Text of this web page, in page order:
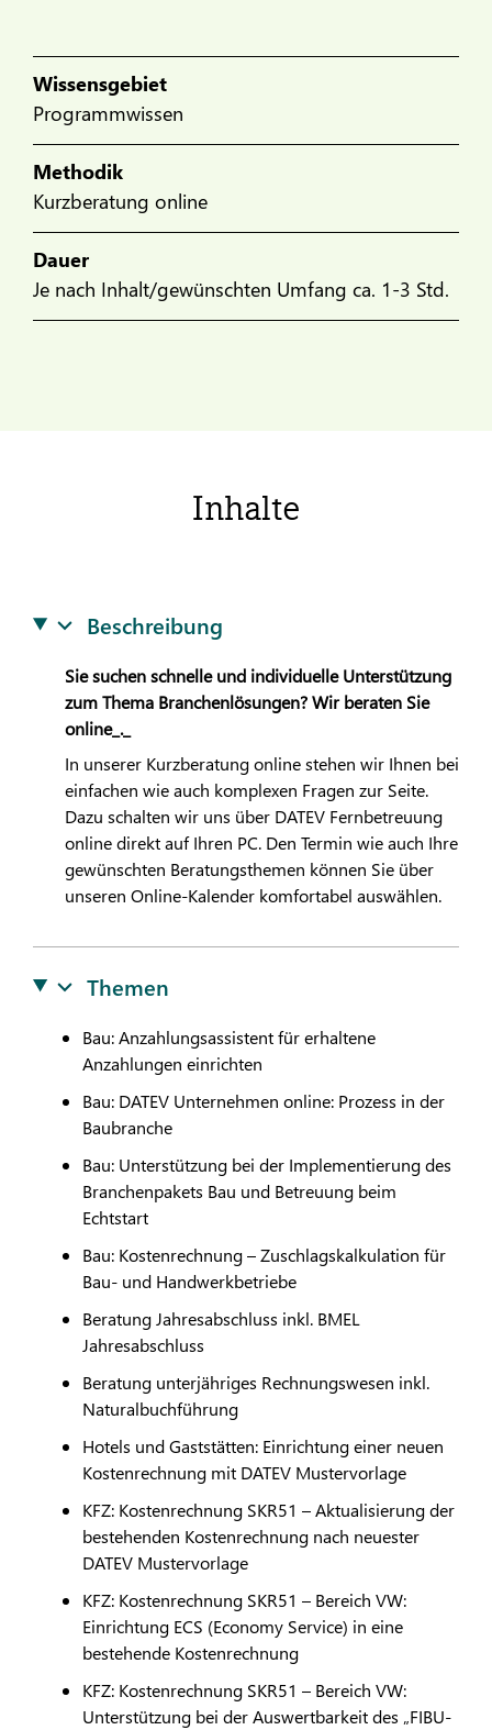
Wissensgebiet
Programmwissen
Methodik
Kurzberatung online
Dauer
Je nach Inhalt/gewünschten Umfang ca. 1-3 Std.
Inhalte
Beschreibung
Sie suchen schnelle und individuelle Unterstützung
zum Thema Branchenlösungen? Wir beraten Sie
online_._
In unserer Kurzberatung online stehen wir Ihnen bei
einfachen wie auch komplexen Fragen zur Seite.
Dazu schalten wir uns über DATEVFernbetreuung
online direkt auf Ihren PC. Den Termin wie auch Ihre
gewünschten Beratungsthemen können Sie über
unseren Online-Kalender komfortabel auswählen.
Themen
Bau: Anzahlungsassistent für erhaltene
Anzahlungen einrichten
Bau: DATEVUnternehmen online: Prozess in der
Baubranche
Bau: Unterstützung bei der Implementierung des
Branchenpakets Bau und Betreuung beim
Echtstart
Bau: Kostenrechnung – Zuschlagskalkulation für
Bau- und Handwerkbetriebe
Beratung Jahresabschluss inkl. BMEL
Jahresabschluss
Beratung unterjähriges Rechnungswesen inkl.
Naturalbuchführung
Hotels und Gaststätten: Einrichtung einer neuen
Kostenrechnung mit DATEVMustervorlage
KFZ: Kostenrechnung SKR51 – Aktualisierung der
bestehenden Kostenrechnung nach neuester
DATEVMustervorlage
KFZ: Kostenrechnung SKR51 – Bereich VW:
Einrichtung ECS (Economy Service) in eine
bestehende Kostenrechnung
KFZ: Kostenrechnung SKR51 – Bereich VW:
Unterstützung bei der Auswertbarkeit des „FIBU-